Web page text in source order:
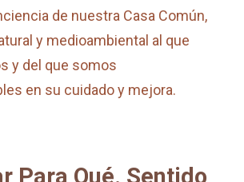
de nuestra Casa Común,
y medioambiental al que
y del que somos
en su cuidado y mejora.
Para Qué. Sentido